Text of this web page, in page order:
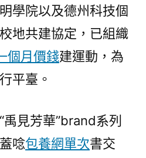
學院以及德州科技個
地共建協定，已組織
個月價錢建運動，為
平臺。
見芳華”brand系列
唸包養網單次書交